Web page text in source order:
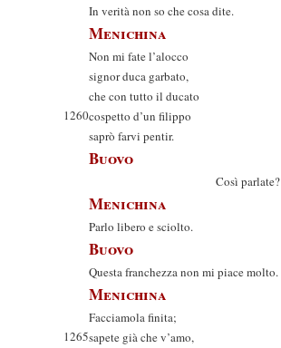
In verità non so che cosa dite.
Menichina
Non mi fate l’alocco
signor duca garbato,
che con tutto il ducato
1260cospetto d’un filippo
saprò farvi pentir.
Buovo
Così parlate?
Menichina
Parlo libero e sciolto.
Buovo
Questa franchezza non mi piace molto.
Menichina
Facciamola finita;
1265sapete già che v’amo,